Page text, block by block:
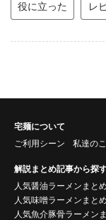
役に立った レ
宅麺について
ご利用シーン
私達の
解説まとめ記事から探
人気醤油ラーメンまとめ
人気味噌ラーメンまとめ
人気魚介豚骨ラーメン